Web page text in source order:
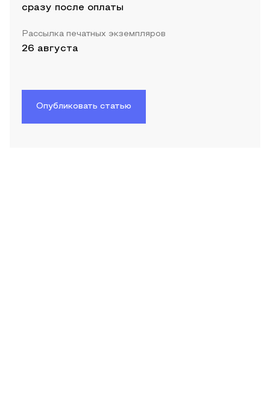
сразу после оплаты
Рассылка печатных экземпляров
26 августа
Опубликовать статью